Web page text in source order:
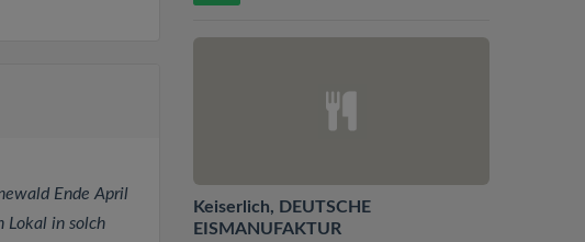
Ende April
Lokal in solch
Keiserlich, DEUTSCHE
EISMANUFAKTUR